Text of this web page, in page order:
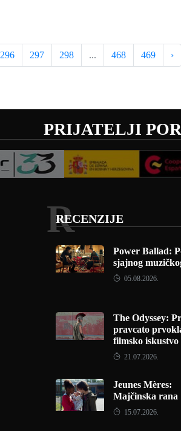
296 297 298 ... 468 469 ›
PRIJATELJI
RECENZIJE
R
Power Ballad:
sjajnog
05.08.2026.
The Odyssey:
pravcato
filmsko iskustvo
21.07.2026.
Jeunes Mères:
Majčinska rana
15.07.2026.